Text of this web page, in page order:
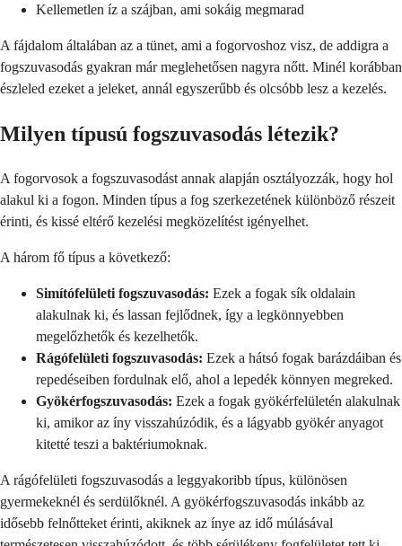
Kellemetlen íz a szájban, ami sokáig megmarad
A fájdalom általában az a tünet, ami a fogorvoshoz visz, de addigra a
fogszuvasodás gyakran már meglehetősen nagyra nőtt. Minél korábban
észleled ezeket a jeleket, annál egyszerűbb és olcsóbb lesz a kezelés.
Milyen típusú fogszuvasodás létezik?
A fogorvosok a fogszuvasodást annak alapján osztályozzák, hogy hol
alakul ki a fogon. Minden típus a fog szerkezetének különböző részeit
érinti, és kissé eltérő kezelési megközelítést igényelhet.
A három fő típus a következő:
Simítófelületi fogszuvasodás: Ezek a fogak sík oldalain
alakulnak ki, és lassan fejlődnek, így a legkönnyebben
megelőzhetők és kezelhetők.
Rágófelületi fogszuvasodás: Ezek a hátsó fogak barázdáiban és
repedéseiben fordulnak elő, ahol a lepedék könnyen megreked.
Gyökérfogszuvasodás: Ezek a fogak gyökérfelületén alakulnak
ki, amikor az íny visszahúzódik, és a lágyabb gyökér anyagot
kitetté teszi a baktériumoknak.
A rágófelületi fogszuvasodás a leggyakoribb típus, különösen
gyermekeknél és serdülőknél. A gyökérfogszuvasodás inkább az
idősebb felnőtteket érinti, akiknek az ínye az idő múlásával